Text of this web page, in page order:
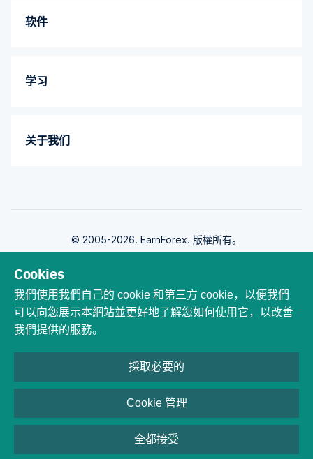
内容
软件
学习
关于我们
© 2005-2026. EarnForex. 版權所有。
外匯交易承擔內在的損失風險。 您必須了解，外匯交易雖然可能有利可圖，但
也會讓您虧損。 永遠不要用您無法承受損失的錢進行交易！ 使用槓桿交易可以
更快地清除您的賬戶。 差價合約是槓桿產品，因此損失可能超過初始投資資
本。 差價合約交易具有高風險，因此可能並不適合所有投資者。
由開發
Cookies
我們使用我們自己的 cookie 和第三方 cookie，以便我們
可以向您展示本網站並更好地了解您如何使用它，以改善
我們提供的服務。
採取必要的
Cookie 管理
全都接受